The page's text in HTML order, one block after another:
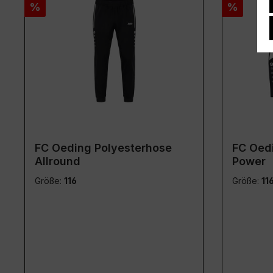
Rabatt
%
FC Oeding Polyesterhose
Allround
Größe: 116
Rabatt
%
FC
Power
Größe: 116